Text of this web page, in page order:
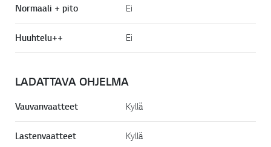
Normaali + pito Ei
Huuhtelu++ Ei
LADATTAVA OHJELMA
Vauvanvaatteet Kyllä
Lastenvaatteet Kyllä